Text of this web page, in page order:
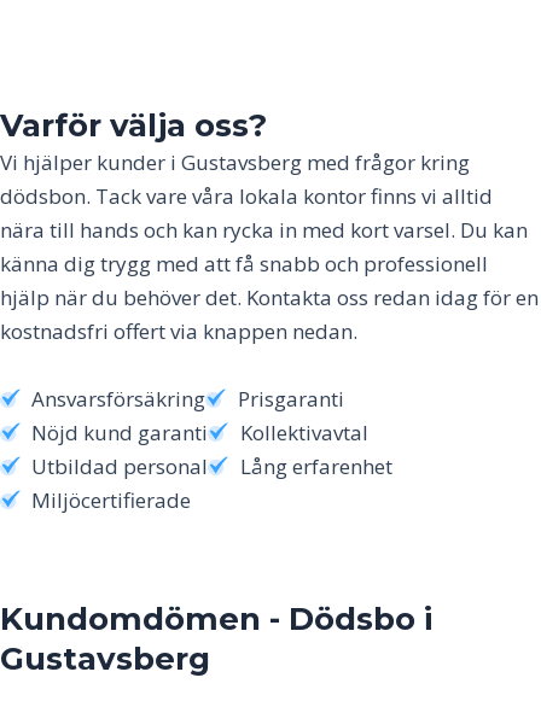
Varför välja oss?
Vi hjälper kunder i Gustavsberg med frågor kring
dödsbon. Tack vare våra lokala kontor finns vi alltid
nära till hands och kan rycka in med kort varsel. Du kan
känna dig trygg med att få snabb och professionell
hjälp när du behöver det. Kontakta oss redan idag för en
kostnadsfri offert via knappen nedan.
Ansvarsförsäkring
Prisgaranti
Nöjd kund garanti
Kollektivavtal
Utbildad personal
Lång erfarenhet
Miljöcertifierade
Kundomdömen - Dödsbo i
Gustavsberg